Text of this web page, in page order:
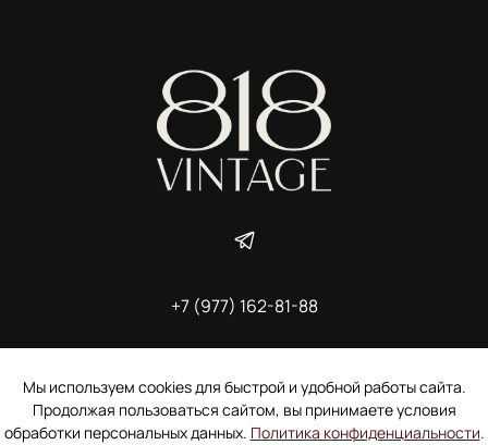
+7 (977) 162-81-88
Пользовательское соглашение
Электронное согласие покупателя на рассылку
Согласие на обработку персональных данных
Мы используем cookies для быстрой и удобной работы сайта.
Продолжая пользоваться сайтом, вы принимаете условия
обработки персональных данных. Политика конфиденциальности.